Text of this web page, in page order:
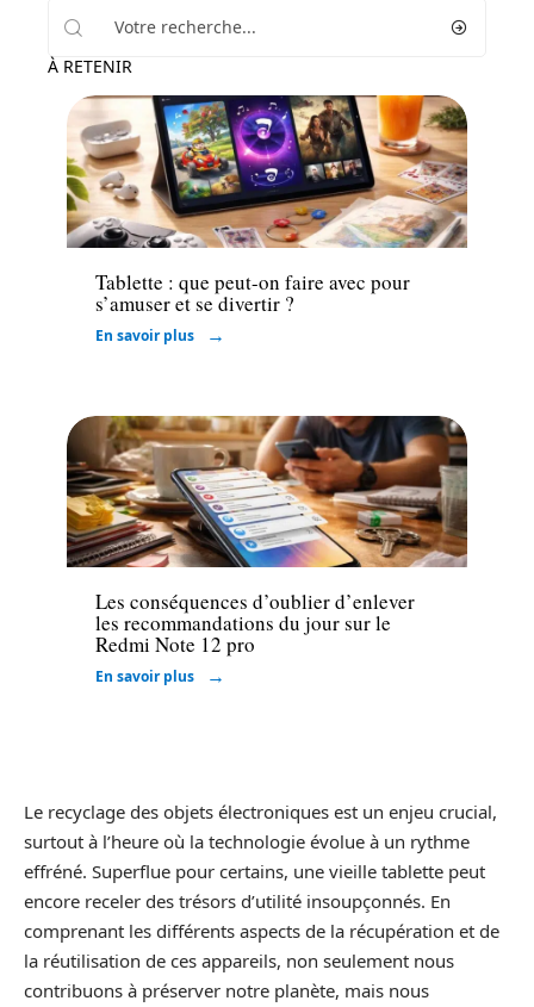
À RETENIR
High-Tech
Tablette : que peut-on faire avec pour
s’amuser et se divertir ?
En savoir plus
High-Tech
Les conséquences d’oublier d’enlever
les recommandations du jour sur le
Redmi Note 12 pro
En savoir plus
Le recyclage des objets électroniques est un enjeu crucial,
surtout à l’heure où la technologie évolue à un rythme
effréné. Superflue pour certains, une vieille tablette peut
encore receler des trésors d’utilité insoupçonnés. En
comprenant les différents aspects de la récupération et de
la réutilisation de ces appareils, non seulement nous
contribuons à préserver notre planète, mais nous